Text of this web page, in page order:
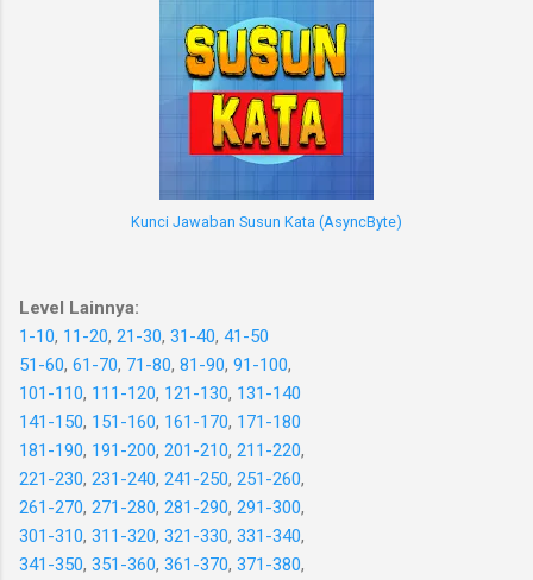
Kunci Jawaban Susun Kata (AsyncByte)
Level Lainnya:
1-10, 11-20, 21-30, 31-40, 41-50
51-60, 61-70, 71-80, 81-90, 91-100,
101-110, 111-120, 121-130, 131-140
141-150, 151-160, 161-170, 171-180
181-190, 191-200, 201-210, 211-220,
221-230, 231-240, 241-250, 251-260,
261-270, 271-280, 281-290, 291-300,
301-310, 311-320, 321-330, 331-340,
341-350, 351-360, 361-370, 371-380,